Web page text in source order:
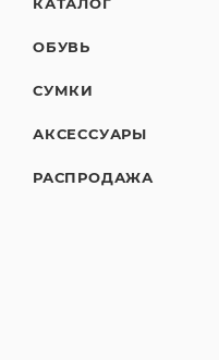
ОБУВЬ
СУМКИ
АКСЕССУАРЫ
РАСПРОДАЖА